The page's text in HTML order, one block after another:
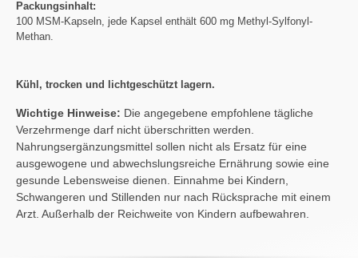
Packungsinhalt:
100 MSM-Kapseln, jede Kapsel enthält 600 mg Methyl-Sylfonyl-
Methan.
Kühl, trocken und lichtgeschützt lagern.
Wichtige Hinweise: Die angegebene empfohlene tägliche
Verzehrmenge darf nicht überschritten werden.
Nahrungsergänzungsmittel sollen nicht als Ersatz für eine
ausgewogene und abwechslungsreiche Ernährung sowie eine
gesunde Lebensweise dienen. Einnahme bei Kindern,
Schwangeren und Stillenden nur nach Rücksprache mit einem
Arzt. Außerhalb der Reichweite von Kindern aufbewahren.